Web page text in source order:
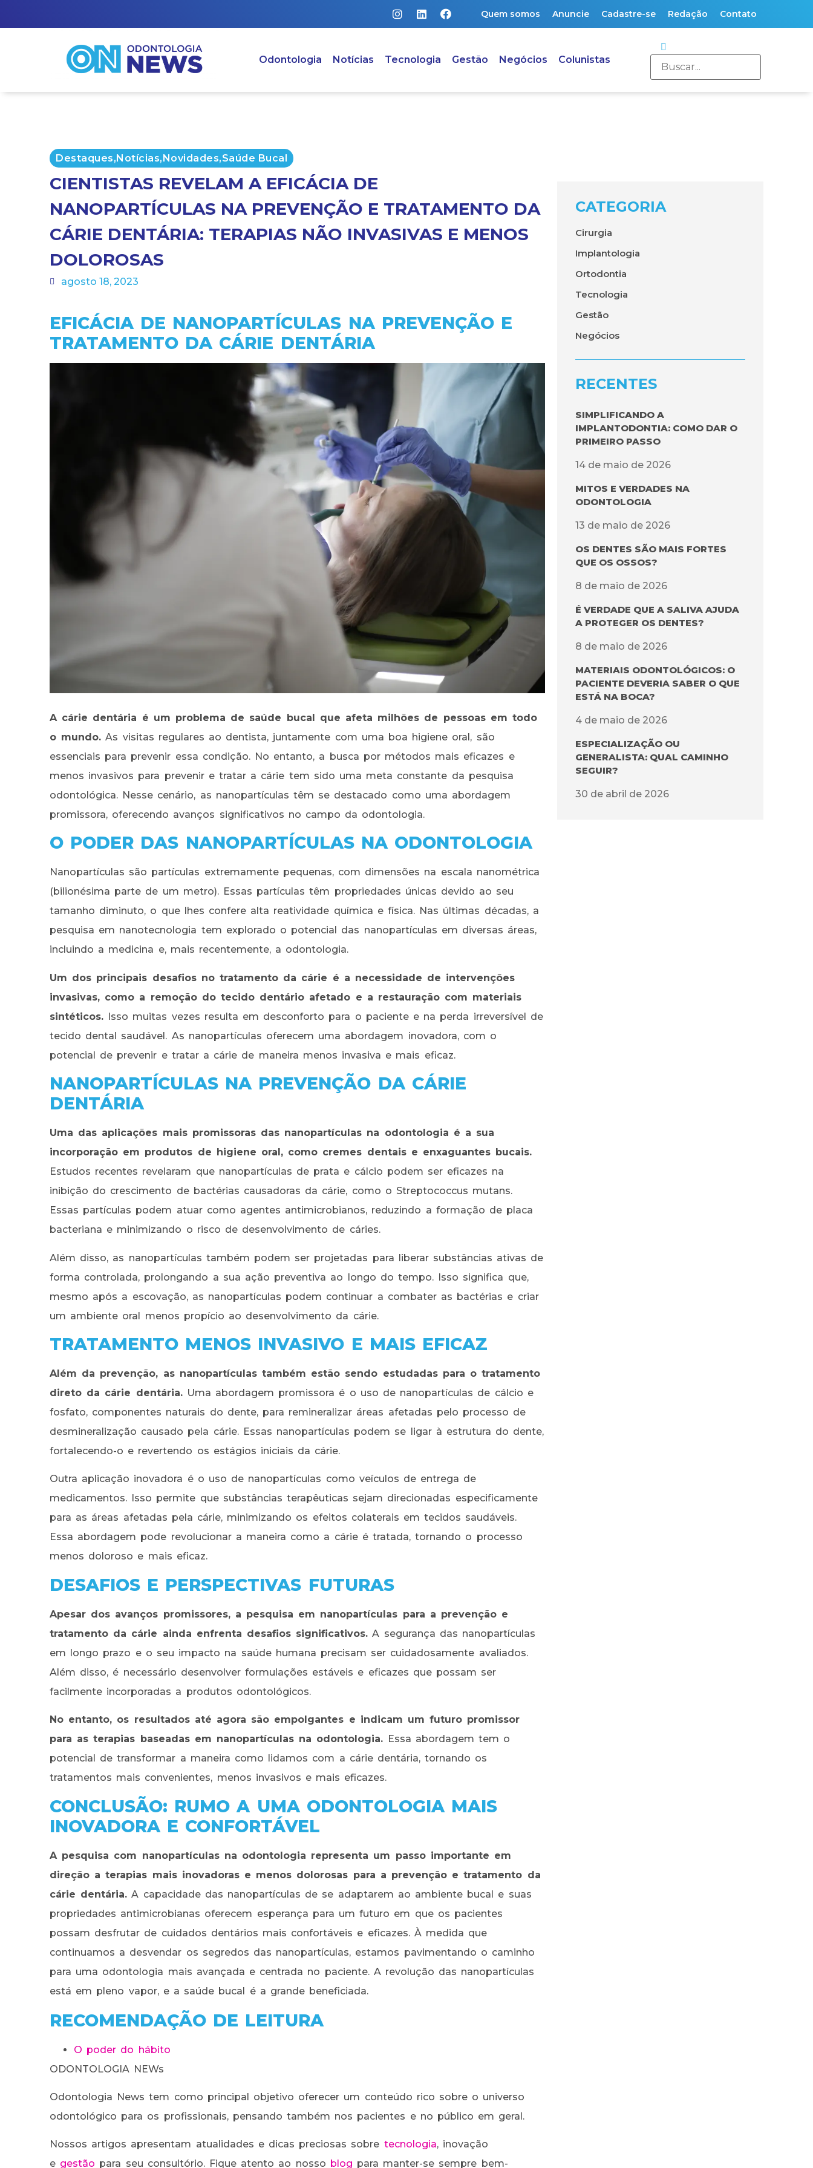
Quem somos Anuncie Cadastre-se Redação Contato
Odontologia Notícias Tecnologia Gestão Negócios Colunistas
Destaques,Notícias,Novidades,Saúde Bucal
CIENTISTAS REVELAM A EFICÁCIA DE
NANOPARTÍCULAS NA PREVENÇÃO E TRATAMENTO DA
CÁRIE DENTÁRIA: TERAPIAS NÃO INVASIVAS E MENOS
DOLOROSAS
agosto 18, 2023
EFICÁCIA DE NANOPARTÍCULAS NA PREVENÇÃO E
TRATAMENTO DA CÁRIE DENTÁRIA
A cárie dentária é um problema de saúde bucal que afeta milhões de pessoas em todo
o mundo. As visitas regulares ao dentista, juntamente com uma boa higiene oral, são
essenciais para prevenir essa condição. No entanto, a busca por métodos mais eficazes e
menos invasivos para prevenir e tratar a cárie tem sido uma meta constante da pesquisa
odontológica. Nesse cenário, as nanopartículas têm se destacado como uma abordagem
promissora, oferecendo avanços significativos no campo da odontologia.
O PODER DAS NANOPARTÍCULAS NA ODONTOLOGIA
Nanopartículas são partículas extremamente pequenas, com dimensões na escala nanométrica
(bilionésima parte de um metro). Essas partículas têm propriedades únicas devido ao seu
tamanho diminuto, o que lhes confere alta reatividade química e física. Nas últimas décadas, a
pesquisa em nanotecnologia tem explorado o potencial das nanopartículas em diversas áreas,
incluindo a medicina e, mais recentemente, a odontologia.
Um dos principais desafios no tratamento da cárie é a necessidade de intervenções
invasivas, como a remoção do tecido dentário afetado e a restauração com materiais
sintéticos. Isso muitas vezes resulta em desconforto para o paciente e na perda irreversível de
tecido dental saudável. As nanopartículas oferecem uma abordagem inovadora, com o
potencial de prevenir e tratar a cárie de maneira menos invasiva e mais eficaz.
NANOPARTÍCULAS NA PREVENÇÃO DA CÁRIE
DENTÁRIA
Uma das aplicações mais promissoras das nanopartículas na odontologia é a sua
incorporação em produtos de higiene oral, como cremes dentais e enxaguantes bucais.
Estudos recentes revelaram que nanopartículas de prata e cálcio podem ser eficazes na
inibição do crescimento de bactérias causadoras da cárie, como o Streptococcus mutans.
Essas partículas podem atuar como agentes antimicrobianos, reduzindo a formação de placa
bacteriana e minimizando o risco de desenvolvimento de cáries.
Além disso, as nanopartículas também podem ser projetadas para liberar substâncias ativas de
forma controlada, prolongando a sua ação preventiva ao longo do tempo. Isso significa que,
mesmo após a escovação, as nanopartículas podem continuar a combater as bactérias e criar
um ambiente oral menos propício ao desenvolvimento da cárie.
TRATAMENTO MENOS INVASIVO E MAIS EFICAZ
Além da prevenção, as nanopartículas também estão sendo estudadas para o tratamento
direto da cárie dentária.Uma abordagem promissora é o uso de nanopartículas de cálcio e
fosfato, componentes naturais do dente, para remineralizar áreas afetadas pelo processo de
desmineralização causado pela cárie. Essas nanopartículas podem se ligar à estrutura do dente,
fortalecendo-o e revertendo os estágios iniciais da cárie.
Outra aplicação inovadora é o uso de nanopartículas como veículos de entrega de
medicamentos. Isso permite que substâncias terapêuticas sejam direcionadas especificamente
para as áreas afetadas pela cárie, minimizando os efeitos colaterais em tecidos saudáveis.
Essa abordagem pode revolucionar a maneira como a cárie é tratada, tornando o processo
menos doloroso e mais eficaz.
DESAFIOS E PERSPECTIVAS FUTURAS
Apesar dos avanços promissores, a pesquisa em nanopartículas para a prevenção e
tratamento da cárie ainda enfrenta desafios significativos. A segurança das nanopartículas
em longo prazo e o seu impacto na saúde humana precisam ser cuidadosamente avaliados.
Além disso, é necessário desenvolver formulações estáveis e eficazes que possam ser
facilmente incorporadas a produtos odontológicos.
No entanto, os resultados até agora são empolgantes e indicam um futuro promissor
para as terapias baseadas em nanopartículas na odontologia. Essa abordagem tem o
potencial de transformar a maneira como lidamos com a cárie dentária, tornando os
tratamentos mais convenientes, menos invasivos e mais eficazes.
CONCLUSÃO: RUMO A UMA ODONTOLOGIA MAIS
INOVADORA E CONFORTÁVEL
A pesquisa com nanopartículas na odontologia representa um passo importante em
direção a terapias mais inovadoras e menos dolorosas para a prevenção e tratamento da
cárie dentária. A capacidade das nanopartículas de se adaptarem ao ambiente bucal e suas
propriedades antimicrobianas oferecem esperança para um futuro em que os pacientes
possam desfrutar de cuidados dentários mais confortáveis e eficazes. À medida que
continuamos a desvendar os segredos das nanopartículas, estamos pavimentando o caminho
para uma odontologia mais avançada e centrada no paciente. A revolução das nanopartículas
está em pleno vapor, e a saúde bucal é a grande beneficiada.
RECOMENDAÇÃO DE LEITURA
O poder do hábito
ODONTOLOGIA NEWs
Odontologia News tem como principal objetivo oferecer um conteúdo rico sobre o universo
odontológico para os profissionais, pensando também nos pacientes e no público em geral.
Nossos artigos apresentam atualidades e dicas preciosas sobre tecnologia, inovação
e gestão para seu consultório. Fique atento ao nosso blog para manter-se sempre bem-
CATEGORIA
Cirurgia
Implantologia
Ortodontia
Tecnologia
Gestão
Negócios
RECENTES
SIMPLIFICANDO A
IMPLANTODONTIA: COMO DAR O
PRIMEIRO PASSO
14 de maio de 2026
MITOS E VERDADES NA
ODONTOLOGIA
13 de maio de 2026
OS DENTES SÃO MAIS FORTES
QUE OS OSSOS?
8 de maio de 2026
É VERDADE QUE A SALIVA AJUDA
A PROTEGER OS DENTES?
8 de maio de 2026
MATERIAIS ODONTOLÓGICOS: O
PACIENTE DEVERIA SABER O QUE
ESTÁ NA BOCA?
4 de maio de 2026
ESPECIALIZAÇÃO OU
GENERALISTA: QUAL CAMINHO
SEGUIR?
30 de abril de 2026